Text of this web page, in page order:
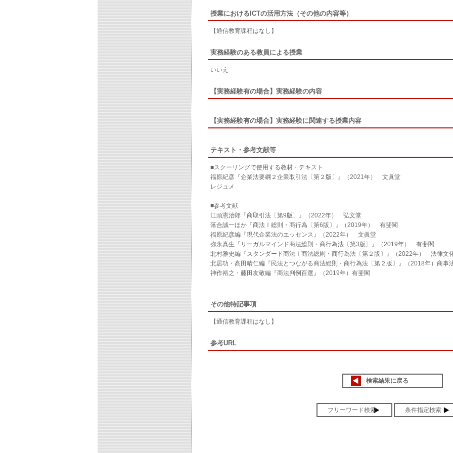
授業におけるICTの活用方法（その他の内容等）
【通信教育課程はなし】
実務経験のある教員による授業
いいえ
【実務経験有の場合】実務経験の内容
【実務経験有の場合】実務経験に関連する授業内容
テキスト・参考文献等
■スクーリングで使用する教材・テキスト
福原紀彦『企業法要綱２企業取引法〔第２版〕』（2021年） 文眞堂
レジュメ
■参考文献
江頭憲治郎『商取引法〔第9版〕』（2022年） 弘文堂
落合誠一ほか『商法Ⅰ総則・商行為〔第6版〕』（2019年） 有斐閣
福原紀彦編『現代企業法のエッセンス』（2022年） 文眞堂
弥永真生『リーガルマインド商法総則・商行為法〔第3版〕』（2019年） 有斐閣
北村雅史編『スタンダード商法Ⅰ商法総則・商行為法〔第２版〕』（2022年） 法律文
北居功・高田晴仁編『民法とつながる商法総則・商行為法〔第２版〕』（2018年）商事
神作裕之・藤田友敬編『商法判例百選』（2019年）有斐閣
その他特記事項
【通信教育課程はなし】
参考URL
検索結果に戻る
フリーワード検索 条件指定検索